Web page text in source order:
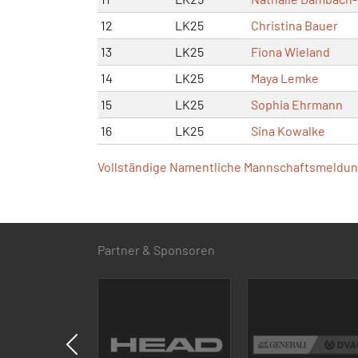
12
LK25
Christina Bauer
13
LK25
Fiona Wieland
14
LK25
Maya Lemke
15
LK25
Sophia Ehrmann
16
LK25 Sina Kowalke
Vollständige Namentliche
Partner & Sponsoren